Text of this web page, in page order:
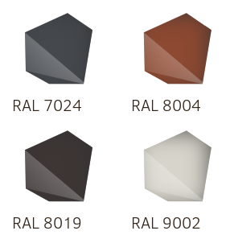
RAL 7024 RAL 8004
RAL 8019 RAL 9002